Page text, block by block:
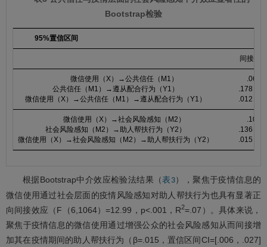
Bootstrap检验
95%置信区间
间接效
微信使用（X）→公共信任（M1）
公共信任（M1）→遵从配合行为（Y1）
微信使用（X）→公共信任（M1）→遵从配合行为（Y1）
.069
.178
.012
微信使用（X）→社会风险感知（M2）
社会风险感知（M2）→助人帮扶行为（Y2）
微信使用（X）→社会风险感知（M2）→助人帮扶行为（Y2）
.107
.136
.015
根据Bootstrap中介效应检验法结果（表3），聚焦于疫情信息的
微信使用通过社会层面的疫情风险感知对助人帮扶行为也具有显著正
向间接效应（F（6,1064）=12.99，p<.001，R2=.07）。具体来说，
聚焦于疫情信息的微信使用通过增强公众的社会风险感知从而间接增
加其在疫情期间的助人帮扶行为（β=.015，置信区间CI=[.006，.027]